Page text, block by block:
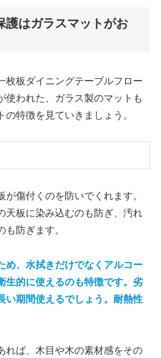
護はガラスマットがお
フロー
使われた、ガラス製のマットも
特徴を見ていきましょう。
傷付くのを防いでくれます。
天板に染み込むのも防ぎ、汚れ
防ぎます。
め、水拭きだけでなくアルコー
生的に使えるのも特徴です。劣
い期間使えるでしょう。耐熱性
れば、木目や木の素材感をその